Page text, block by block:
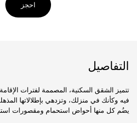
احجز
التفاصيل
تتميز الشقق السكنية، المصممة لفترات
فيه وكأنك في منزلك، وتزدهي بإطلالاتها
يضُم كل منها أحواض استحمام ومقصورات